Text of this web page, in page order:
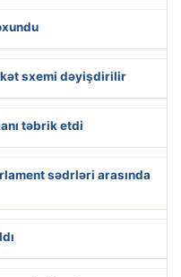
sxemi dəyişdirilir
təbrik etdi
sədrləri arasında